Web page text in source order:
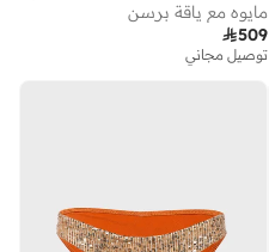
مايوه مع ياقة برسن
509
توصيل مجاني